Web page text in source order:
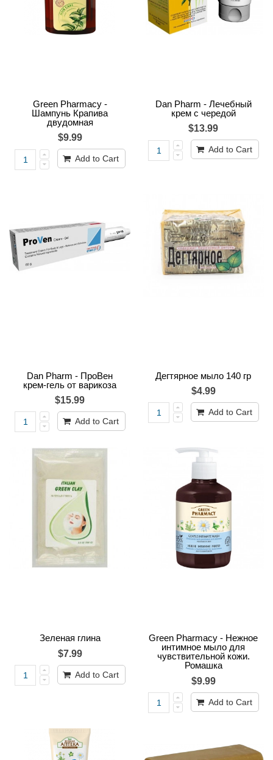
Green Pharmacy -
Шампунь Крапива
двудомная
$9.99
Add to Cart
Dan Pharm - Лечебный
крем с чередой
$13.99
Add to Cart
Dan Pharm - ПроВен
крем-гель от варикоза
$15.99
Add to Cart
Дегтярное мыло 140 гр
$4.99
Add to Cart
Зеленая глина
$7.99
Add to Cart
Green Pharmacy - Нежное
интимное мыло для
чувствительной кожи.
Ромашка
$9.99
Add to Cart